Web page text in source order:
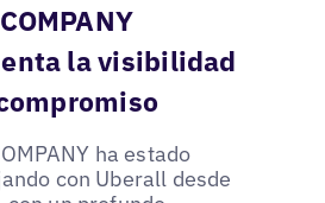
la visibilidad
ha estado
con Uberall desde